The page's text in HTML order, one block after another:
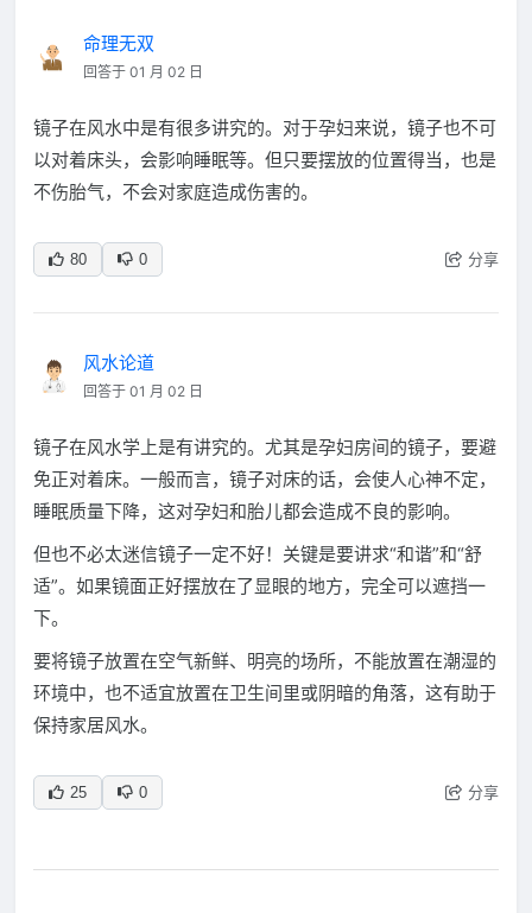
命理无双
回答于 01 月 02 日
镜子在风水中是有很多讲究的。对于孕妇来说，镜子也不可
以对着床头，会影响睡眠等。但只要摆放的位置得当，也是
不伤胎气，不会对家庭造成伤害的。
80 0 分享
风水论道
回答于 01 月 02 日
镜子在风水学上是有讲究的。尤其是孕妇房间的镜子，要避
免正对着床。一般而言，镜子对床的话，会使人心神不定，
睡眠质量下降，这对孕妇和胎儿都会造成不良的影响。
但也不必太迷信镜子一定不好！关键是要讲求“和谐”和“舒
适”。如果镜面正好摆放在了显眼的地方，完全可以遮挡一
下。
要将镜子放置在空气新鲜、明亮的场所，不能放置在潮湿的
环境中，也不适宜放置在卫生间里或阴暗的角落，这有助于
保持家居风水。
25 0 分享